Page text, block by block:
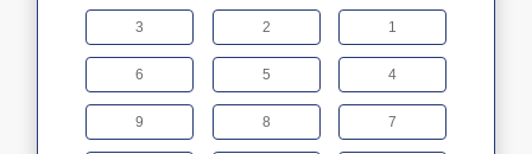
1
2
3
4
5
6
7
8
9